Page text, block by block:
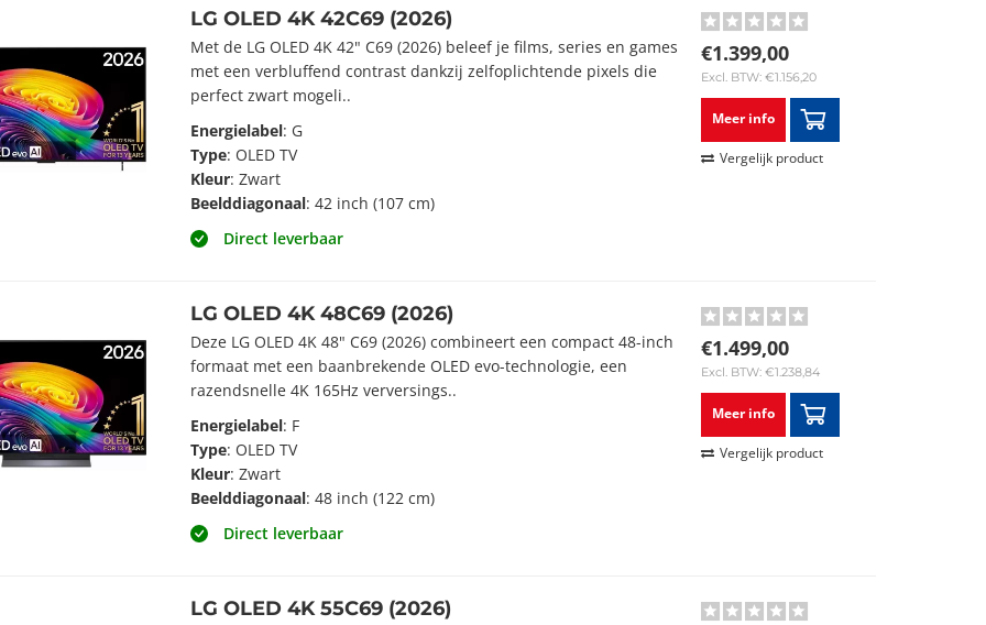
LG OLED 4K 42C69 (2026)
Met de LG OLED 4K 42" C69 (2026) beleef je films, series en games
met een verbluffend contrast dankzij zelfoplichtende pixels die
perfect zwart mogeli..
Energielabel: G
Type: OLED TV
Kleur: Zwart
Beelddiagonaal: 42 inch (107 cm)
Direct leverbaar
€1.399,00
Excl. BTW: €1.156,20
Meer info
Vergelijk product
LG OLED 4K 48C69 (2026)
Deze LG OLED 4K 48" C69 (2026) combineert een compact 48-inch
formaat met een baanbrekende OLED evo-technologie, een
razendsnelle 4K 165Hz verversings..
Energielabel: F
Type: OLED TV
Kleur: Zwart
Beelddiagonaal: 48 inch (122 cm)
Direct leverbaar
€1.499,00
Excl. BTW: €1.238,84
Meer info
Vergelijk product
LG OLED 4K 55C69 (2026)